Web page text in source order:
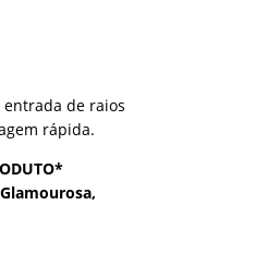
de raios
rápida.